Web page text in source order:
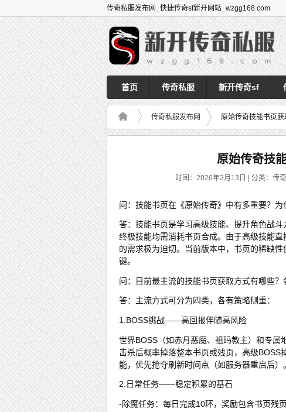
传奇私服发布网_快捷传奇sf新开网站_wzgg168.com
首页 传奇私服 新开传奇sf
传奇私服发布网 原始传奇技能书页获
原始传奇技
时间：2026年2月13日 | 分类：传
问：技能书页在《原始传奇》中有多重要？为
答：技能书页是学习高级技能、提升角色战斗
终极技能均需消耗书页合成。由于高级技能
的需求极为迫切。当前版本中，书页的稀缺
键。
问：目前最主流的技能书页获取方式有哪些？
答：主流方式可分为四类，各有策略侧重：
1.BOSS挑战——高回报伴随高风险
世界BOSS（如赤月恶魔、祖玛教主）和专属
击杀后概率掉落整本书页或残页，高级BOSS
能，优先抢夺刷新时间点（如服务器重启后）。
2.日常任务——稳定积累的基石
-除魔任务：每日完成10环，奖励包含书页残